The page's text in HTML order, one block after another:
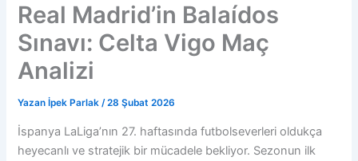
Real Madrid’in Balaídos
Sınavı: Celta Vigo Maç
Analizi
Yazan İpek Parlak/28 Şubat 2026
İspanya LaLiga’nın 27. haftasında futbolseverleri oldukça
heyecanlı ve stratejik bir mücadele bekliyor. Sezonun ilk